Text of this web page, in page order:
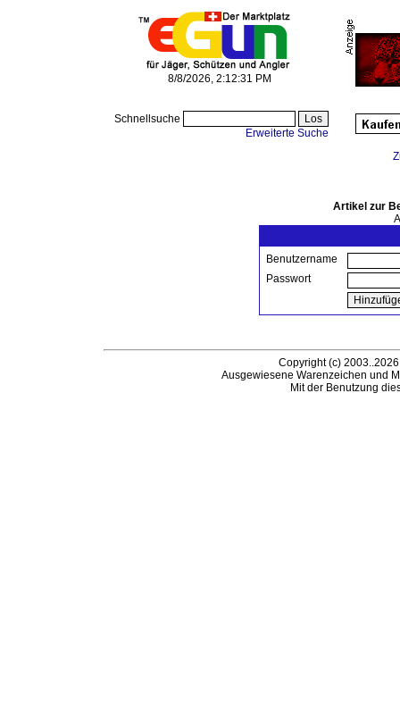
8/8/2026, 2:12:31 PM
Schnellsuche
Erweiterte Suche
Artikel zur
Benutzername
Passwort
Copyright (c)
Ausgewiesene Warenzeichen und
Mit der Benutzung